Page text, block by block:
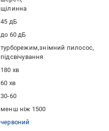
щілинна
45 дБ
до 60 дБ
турборежим знімний пилосос
підсвічування
180 хв
60 хв
30-60
менш ніж 1500
червоний